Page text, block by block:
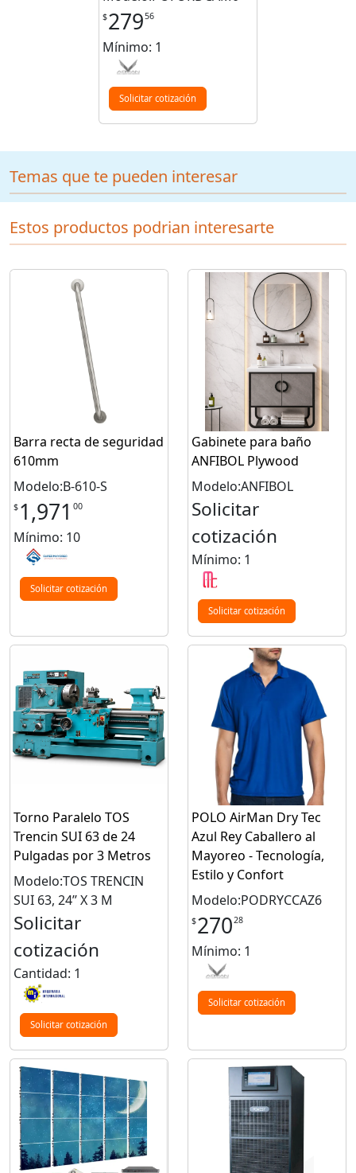
$279 56
Mínimo: 1
Solicitar cotización
Temas que te pueden interesar
Estos productos podrian interesarte
Barra recta de seguridad
610mm
Modelo:B-610-S
$ 1,971 00
Mínimo: 10
Solicitar cotización
Gabinete para baño
ANFIBOL Plywood
Modelo:ANFIBOL
Solicitar
cotización
Mínimo: 1
Solicitar cotización
Torno Paralelo TOS
Trencin SUI 63 de 24
Pulgadas por 3 Metros
Modelo:TOS TRENCIN
SUI 63, 24’’ X 3 M
Solicitar
cotización
Cantidad: 1
Solicitar cotización
POLO AirMan Dry Tec
Azul Rey Caballero al
Mayoreo - Tecnología,
Estilo y Confort
Modelo:PODRYCCAZ6
$27028
Mínimo: 1
Solicitar cotización